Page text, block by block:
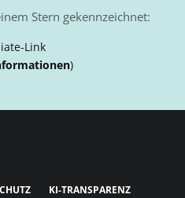
Stern gekennzeichnet:
Link
)
KI-TRANSPARENZ